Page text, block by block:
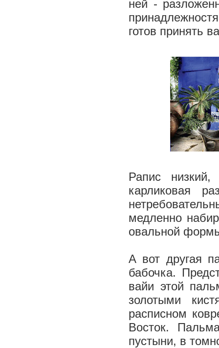
ней -
готов принять
Рапис
карликовая
медленно
овальной
А вот другая
бабочка.
вайи этой
золотыми
расписном
Восток.
пустыни, в